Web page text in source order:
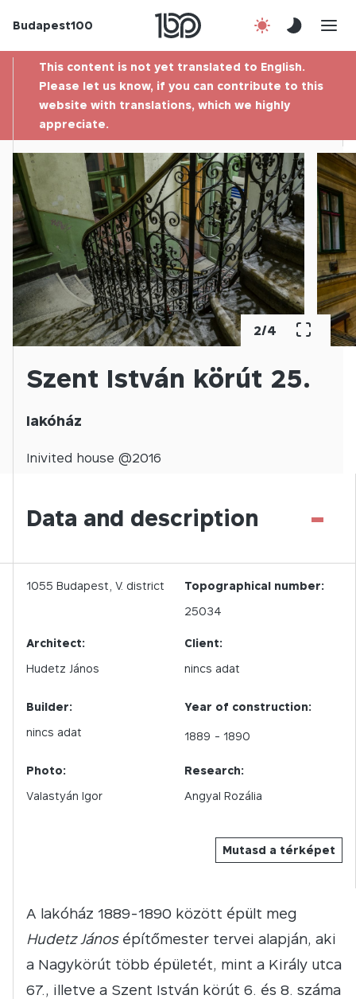
Budapest100
Contact
This content is not yet translated to English.
Please let us know, if you can contribute to this
website with translations, which we highly
appreciate.
2/4
Szent István körút 25.
lakóház
Inivited house @2016
Data and description -
Mutasd a térképet
1055 Budapest, V. district
Topographical number:
25034
Architect:
Hudetz János
Client:
nincs adat
Builder:
nincs adat
Year of construction:
1889 - 1890
Photo:
Valastyán Igor
Research:
Angyal Rozália
A lakóház 1889-1890 között épült meg
Hudetz Jánosépítőmester tervei alapján, aki
a Nagykörút több épületét, mint a Király utca
67., illetve a Szent István körút 6. és 8. száma